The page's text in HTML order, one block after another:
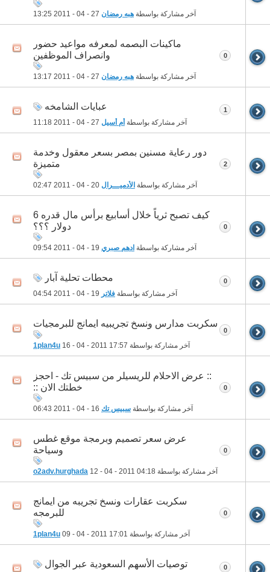
آخر مشاركة بواسطة هبه رمضان 13:25
ماكينات البصمه لمعرفه مواعيد حضور
وانصراف الموظفين
آخر مشاركة بواسطة هبه رمضان 13:17
0
عبايات الشامخه
آخر مشاركة بواسطة أم أسيل 11:18
1
دور رعاية مسنين بمصر بسعر معقول وخدمة
متميزة
آخر مشاركة بواسطة الأدميـــرال 02:47
2
كيف تصبح ثرياً خلال أسابيع برأس مال قدره 6
دولار ؟؟؟
آخر مشاركة بواسطة ادهم صبري 09:54
0
محطات تحلية آبار
آخر مشاركة بواسطة فلاتر 04:54
0
سكربت مدارس ونسخ تجريبيه ايمانج للبرمجيات
آخر مشاركة بواسطة 1plan4u 16 - 04 - 2011 17:57
0
:: عرض الاحلام للريسيلر من سبيس تك - احجز
خطتك الان ::
آخر مشاركة بواسطة سبيس تك 06:43
0
عرض سعر تصميم وبرمجة موقع غطس
وسياحة
آخر مشاركة بواسطة o2adv.hurghada 12 - 04 - 2011 04:18
0
سكربت عقارات ونسخ تجريبه من ايمانج
للبرمجه
آخر مشاركة بواسطة 1plan4u 09 - 04 - 2011 17:01
0
توصيات الأسهم السعودية عبر الجوال 0